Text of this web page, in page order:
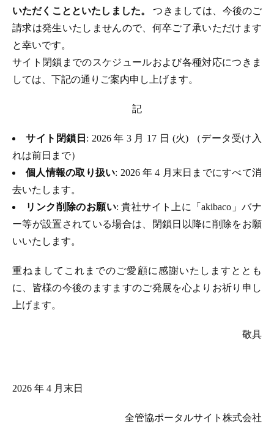
いただくことといたしました。つきましては、今後のご
請求は発生いたしませんので、何卒ご了承いただけます
と幸いです。
サイト閉鎖までのスケジュールおよび各種対応につきま
しては、下記の通りご案内申し上げます。
記
サイト閉鎖日 : 2026 年 3 月 17 日 (火) （データ受け入
れは前日まで）
個人情報の取り扱い: 2026 年 4 月末日までにすべて消
去いたします。
リンク削除のお願い: 貴社サイト上に「akibaco」バナ
ー等が設置されている場合は、閉鎖日以降に削除をお願
いいたします。
重ねましてこれまでのご愛顧に感謝いたしますととも
に、皆様の今後のますますのご発展を心よりお祈り申し
上げます。
敬具
2026 年 4 月末日
全管協ポータルサイト株式会社